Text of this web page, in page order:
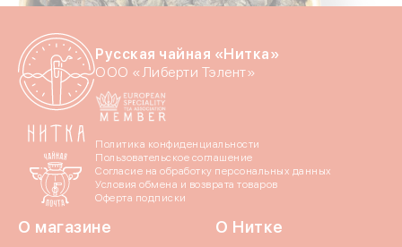
Русская чайная «Нитка»
ООО «Либерти Тэлент»
Политика конфиденциальности
Пользовательское соглашение
Согласие на обработку персональных данных
Условия обмена и возврата товаров
Оферта подписки
О магазине О Нитке